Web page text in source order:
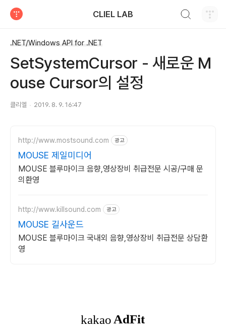
CLIEL LAB
.NET/Windows API for .NET
SetSystemCursor - 새로운 M
ouse Cursor의 설정
클리엘 2019. 8. 9. 16:47
http://www.mostsound.com 광고
MOUSE 제일미디어
MOUSE 블루마이크 음향,영상장비 취급전문 시공/구매 문
의환영
http://www.killsound.com 광고
MOUSE 길사운드
MOUSE 블루마이크 국내외 음향,영상장비 취급전문 상담환
영